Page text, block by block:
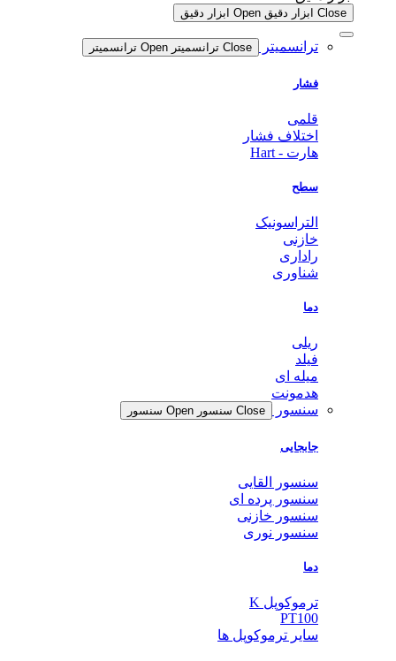
Close ابزار دقیق Open ابزار دقیق
ترانسمیتر Close ترانسمیتر Open ترانسمیتر
فشار
قلمی
اختلاف فشار
هارت - Hart
سطح
التراسونیک
خازنی
راداری
شناوری
دما
ریلی
فیلد
میله ای
هدمونت
سنسور
Close سنسور Open سنسور
جابجایی
سنسور القایی
سنسور پرده ای
سنسور خازنی
سنسور نوری
دما
ترموکوپل K
PT100
سایر ترموکوپل ها